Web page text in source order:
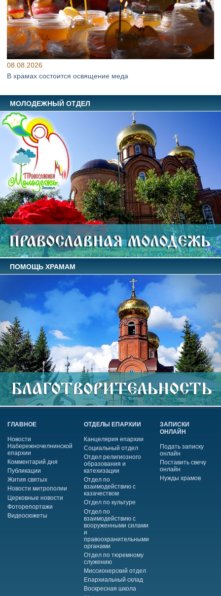
08.08.2026
В храмах состоится освящение меда
МОЛОДЕЖНЫЙ ОТДЕЛ
ПОМОЩЬ ХРАМАМ
ГЛАВНОЕ
Новости
Набережночелнинской
епархии
Комментарий дня
Публикации
Жития святых
Новости митрополии
Церковные новости
Фоторепортажи
Видеосюжеты
ОТДЕЛЫ ЕПАРХИИ
Канцелярия епархии
Социальный отдел
Отдел религиозного
образования и
катехизации
Отдел по
взаимодействию с
казачеством
Отдел по культуре
Отдел по
взаимодействию с
вооруженными силами
и
правоохранительными
органами
Отдел по тюремному
служению
Миссионерский отдел
Епархиальный склад
Воскресная школа
ЗАПИСКИ
ОНЛАЙН
Подать записку
онлайн
Поставить свечу
онлайн
Нужды храмов